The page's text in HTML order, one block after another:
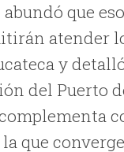
abundó que
atender
y
del Puerto
que